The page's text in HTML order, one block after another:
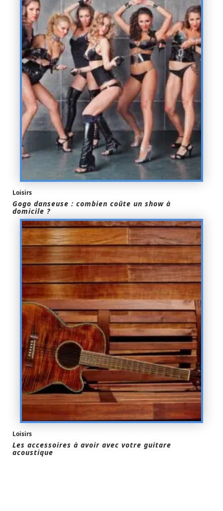
Loisirs
Gogo danseuse : combien coûte un show à
domicile ?
Loisirs
Les accessoires à avoir avec votre guitare
acoustique